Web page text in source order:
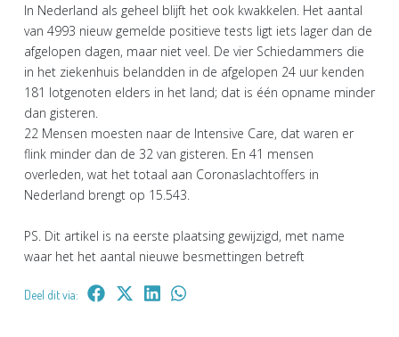
In Nederland als geheel blijft het ook kwakkelen. Het aantal
van 4993 nieuw gemelde positieve tests ligt iets lager dan de
afgelopen dagen, maar niet veel. De vier Schiedammers die
in het ziekenhuis belandden in de afgelopen 24 uur kenden
181 lotgenoten elders in het land; dat is één opname minder
dan gisteren.
22 Mensen moesten naar de Intensive Care, dat waren er
flink minder dan de 32 van gisteren. En 41 mensen
overleden, wat het totaal aan Coronaslachtoffers in
Nederland brengt op 15.543.
PS. Dit artikel is na eerste plaatsing gewijzigd, met name
waar het het aantal nieuwe besmettingen betreft
Deel dit via: